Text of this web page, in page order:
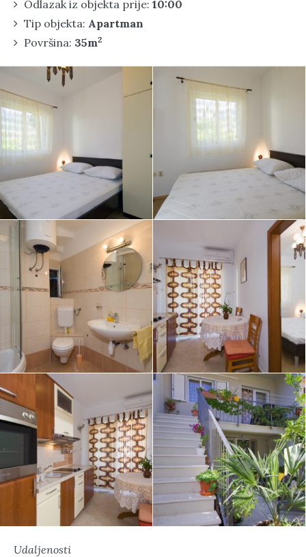
Odlazak iz objekta prije: 10:00
Tip objekta: Apartman
Površina: 35m2
Udaljenosti